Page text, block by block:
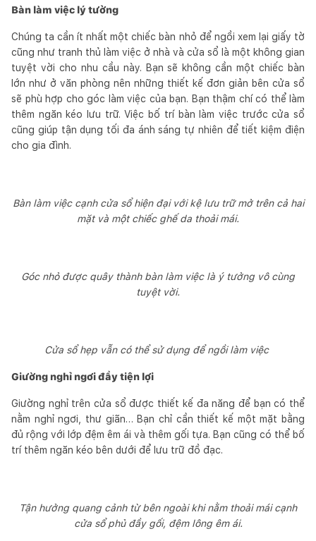
Bàn làm việc lý tưởng
Chúng ta cần ít nhất một chiếc bàn nhỏ để ngồi xem lại giấy tờ
cũng như tranh thủ làm việc ở nhà và cửa sổ là một không gian
tuyệt vời cho nhu cầu này. Bạn sẽ không cần một chiếc bàn
lớn như ở văn phòng nên những thiết kế đơn giản bên cửa sổ
sẽ phù hợp cho góc làm việc của bạn. Bạn thậm chí có thể làm
thêm ngăn kéo lưu trữ. Việc bố trí bàn làm việc trước cửa sổ
cũng giúp tận dụng tối đa ánh sáng tự nhiên để tiết kiệm điện
cho gia đình.
Bàn làm việc cạnh cửa sổ hiện đại với kệ lưu trữ mở trên cả hai
mặt và một chiếc ghế da thoải mái.
Góc nhỏ được quây thành bàn làm việc là ý tưởng vô cùng
tuyệt vời.
Cửa sổ hẹp vẫn có thể sử dụng để ngồi làm việc
Giường nghỉ ngơi đầy tiện lợi
Giường nghỉ trên cửa sổ được thiết kế đa năng để bạn có thể
nằm nghỉ ngơi, thư giãn… Bạn chỉ cần thiết kế một mặt bằng
đủ rộng với lớp đệm êm ái và thêm gối tựa. Bạn cũng có thể bố
trí thêm ngăn kéo bên dưới để lưu trữ đồ đạc.
Tận hưởng quang cảnh từ bên ngoài khi nằm thoải mái cạnh
cửa sổ phủ đầy gối, đệm lông êm ái.